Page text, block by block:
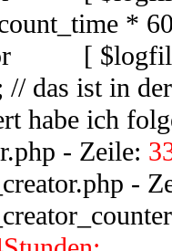
*
[
// das ist in
habe ich
- Zeile:
-